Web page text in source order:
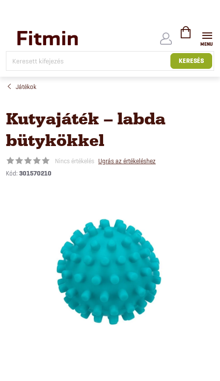
tartalomhoz
KERESÉS
KOSÁR
Játékok
Kutyajáték – labda
bütykökkel
Nincs értékelés Ugrás az értékeléshez
Kód: 301570210